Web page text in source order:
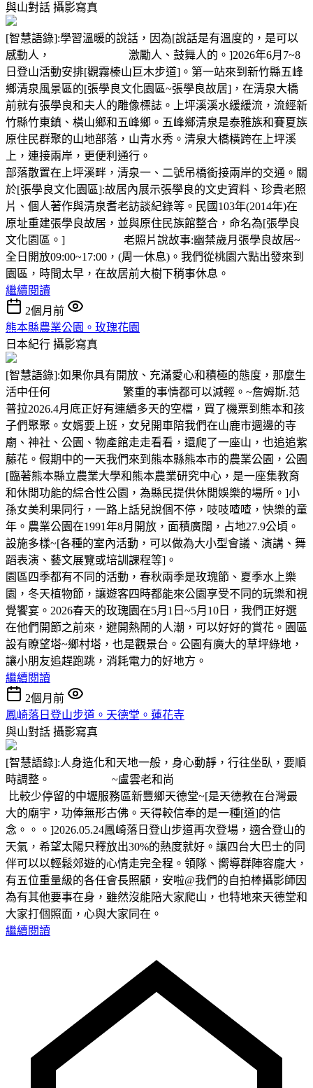
與山對話 攝影寫真
[智慧語錄]:學習溫暖的說話，因為[說話是有溫度的，是可以
感動人， 激勵人、鼓舞人的。]2026年6月7~8
日登山活動安排[觀霧榛山巨木步道]。第一站來到新竹縣五峰
鄉清泉風景區的[張學良文化園區~張學良故居]，在清泉大橋
前就有張學良和夫人的雕像標誌。上坪溪溪水緩緩流，流經新
竹縣竹東鎮、橫山鄉和五峰鄉。五峰鄉清泉是泰雅族和賽夏族
原住民群聚的山地部落，山青水秀。清泉大橋橫跨在上坪溪
上，連接兩岸，更便利通行。
部落散置在上坪溪畔，清泉一、二號吊橋銜接兩岸的交通。關
於[張學良文化園區]:故居內展示張學良的文史資料、珍貴老照
片、個人著作與清泉耆老訪談紀錄等。民國103年(2014年)在
原址重建張學良故居，並與原住民族館整合，命名為[張學良
文化園區。] 老照片說故事:幽禁歲月張學良故居~
全日開放09:00~17:00，(周一休息)。我們從桃園六點出發來到
園區，時間太早，在故居前大樹下稍事休息。
繼續閱讀
2個月前
熊本縣農業公園。玫瑰花園
日本紀行 攝影寫真
[智慧語錄]:如果你具有開放、充滿愛心和積極的態度，那麼生
活中任何 繁重的事情都可以減輕。~詹姆斯.范
普拉2026.4月底正好有連續多天的空檔，買了機票到熊本和孩
子們聚聚。女婿要上班，女兒開車陪我們在山鹿市週邊的寺
廟、神社、公園、物產館走走看看，還爬了一座山，也追追紫
藤花。假期中的一天我們來到熊本縣熊本市的農業公園，公園
[臨著熊本縣立農業大學和熊本農業研究中心，是一座集教育
和休閒功能的綜合性公園，為縣民提供休閒娛樂的場所。]小
孫女美利果同行，一路上話兒說個不停，吱吱喳喳，快樂的童
年。農業公園在1991年8月開放，面積廣闊，占地27.9公頃。
設施多樣~[各種的室內活動，可以做為大小型會議、演講、舞
蹈表演、藝文展覽或培訓課程等]。
園區四季都有不同的活動，春秋兩季是玫瑰節、夏季水上樂
園，冬天植物節，讓遊客四時都能來公園享受不同的玩樂和視
覺饗宴。2026春天的玫瑰園在5月1日~5月10日，我們正好選
在他們開節之前來，避開熱鬧的人潮，可以好好的賞花。園區
設有瞭望塔~鄉村塔，也是觀景台。公園有廣大的草坪綠地，
讓小朋友追趕跑跳，消耗電力的好地方。
繼續閱讀
2個月前
鳳崎落日登山步道。天德堂。蓮花寺
與山對話 攝影寫真
[智慧語錄]:人身造化和天地一般，身心動靜，行往坐臥，要順
時調整。 ~盧雲老和尚
比較少停留的中壢服務區新豐鄉天德堂~[是天德教在台灣最
大的廟宇，功俸無形古佛。天得較信奉的是一種[道]的信
念。。。]2026.05.24鳳崎落日登山步道再次登場，適合登山的
天氣，希望太陽只釋放出30%的熱度就好。讓四台大巴士的同
伴可以以輕鬆郊遊的心情走完全程。領隊、嚮導群陣容龐大，
有五位重量級的各任會長照顧，安啦@我們的自拍棒攝影師因
為有其他要事在身，雖然沒能陪大家爬山，也特地來天德堂和
大家打個照面，心與大家同在。
繼續閱讀